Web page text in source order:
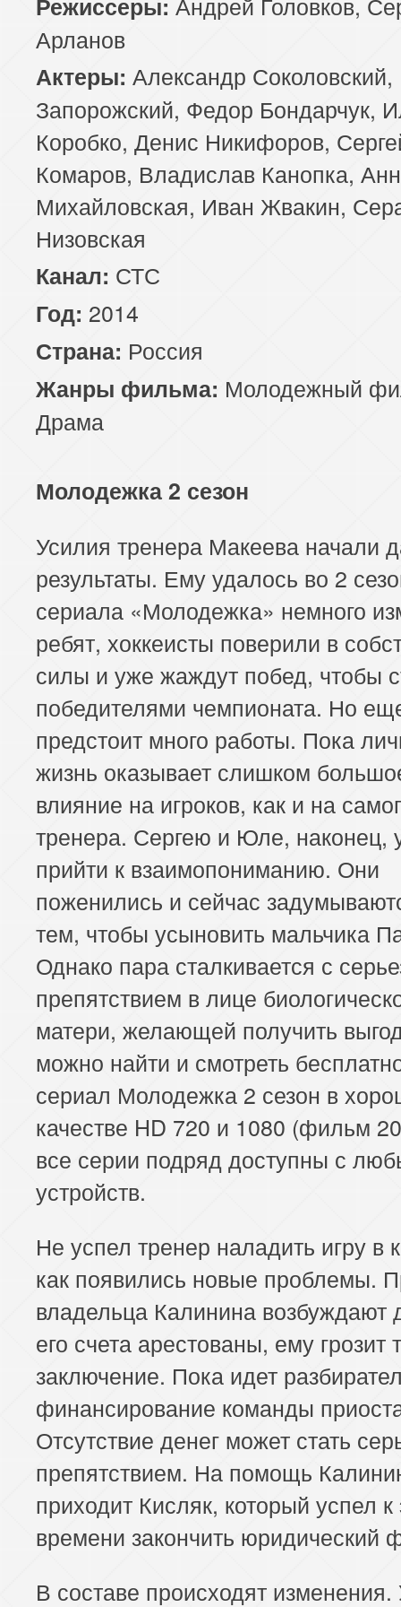
Арланов
Актеры: Александр
Запорожский, Федор Бондарчук,
Коробко, Денис Никифоров,
Комаров, Владислав Канопка,
Михайловская, Иван Жвакин,
Низовская
Канал: СТС
Год: 2014
Страна: Россия
Жанры фильма: Молодежный
Драма
Молодежка 2 сезон
Усилия тренера Макеева начали
результаты. Ему удалось во 2
сериала «Молодежка» немного
ребят, хоккеисты поверили в
силы и уже жаждут побед, чтобы
победителями чемпионата. Но
предстоит много работы. Пока
жизнь оказывает слишком
влияние на игроков, как и на
тренера. Сергею и Юле, наконец,
прийти к взаимопониманию. Они
поженились и сейчас
тем, чтобы усыновить мальчика
Однако пара сталкивается с
препятствием в лице
матери, желающей получить
можно найти и смотреть
сериал Молодежка 2 сезон в
качестве HD 720 и 1080 (фильм
все серии подряд доступны с
устройств.
Не успел тренер наладить игру в
как появились новые проблемы.
владельца Калинина возбуждают
его счета арестованы, ему
заключение. Пока идет
финансирование команды
Отсутствие денег может стать
препятствием. На помощь
приходит Кисляк, который успел к
времени закончить юридический
В составе происходят изменения.